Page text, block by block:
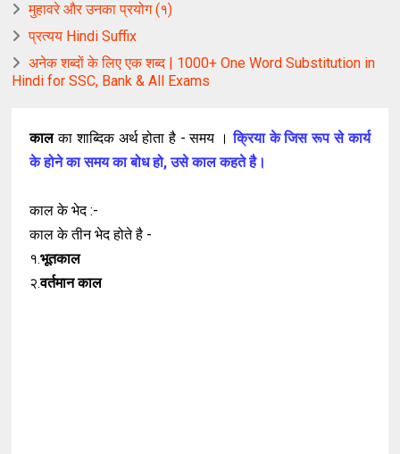
मुहावरे और उनका प्रयोग (१)
प्रत्यय Hindi Suffix
अनेक शब्दों के लिए एक शब्द | 1000+ One Word Substitution in
Hindi for SSC, Bank & All Exams
कालका शाब्दिक अर्थ होता है - समय ।क्रिया के जिस रूप से कार्य
के होने का समय का बोध हो,उसे काल कहते है।
काल के भेद :-
काल के तीन भेद होते है -
१.भूतकाल
२.वर्तमान काल